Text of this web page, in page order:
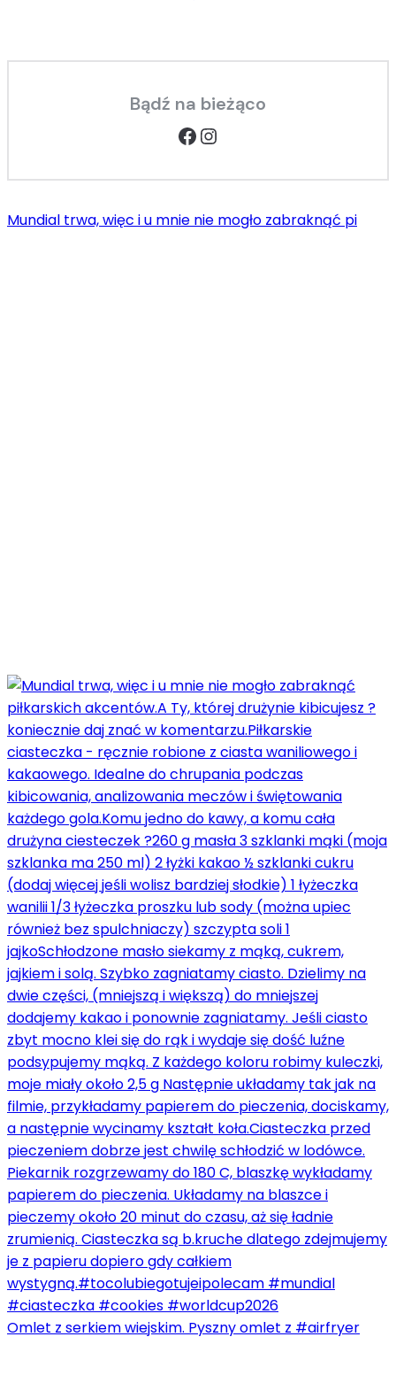
Bądź na bieżąco
Facebook
Instagram
Mundial trwa, więc i u mnie nie mogło zabraknąć pi
Omlet z serkiem wiejskim. Pyszny omlet z #airfryer